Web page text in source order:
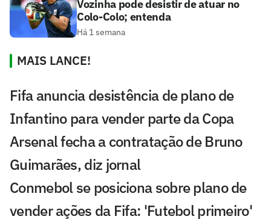
Vozinha pode desistir de atuar no
Colo-Colo; entenda
Há 1 semana
MAIS LANCE!
Fifa anuncia desistência de plano de
Infantino para vender parte da Copa
Arsenal fecha a contratação de Bruno
Guimarães, diz jornal
Conmebol se posiciona sobre plano de
vender ações da Fifa: 'Futebol primeiro'